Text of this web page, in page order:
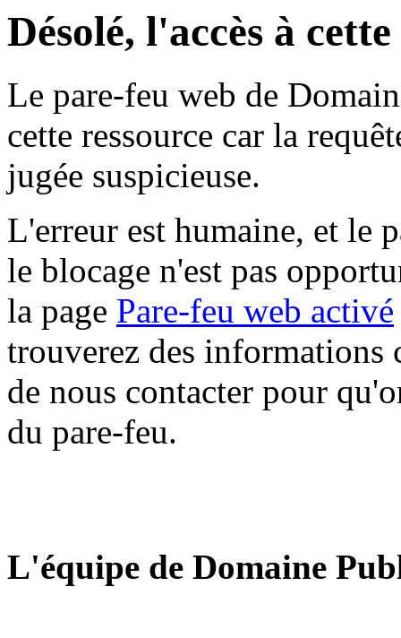
Désolé, l'accès à
Le pare-feu web de
cette ressource car la
jugée suspicieuse.
L'erreur est humaine, et le
le blocage n'est pas
la page Pare-feu web activé
trouverez des informations
de nous contacter pour
du pare-feu.
L'équipe de Domaine